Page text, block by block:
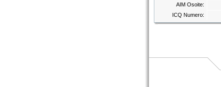
AIM Osoite:
ICQ Numero: